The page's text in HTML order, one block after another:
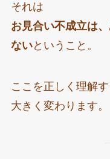
それは
お見合い不成立は
ないということ。
ここを正しく理解
大きく変わります。